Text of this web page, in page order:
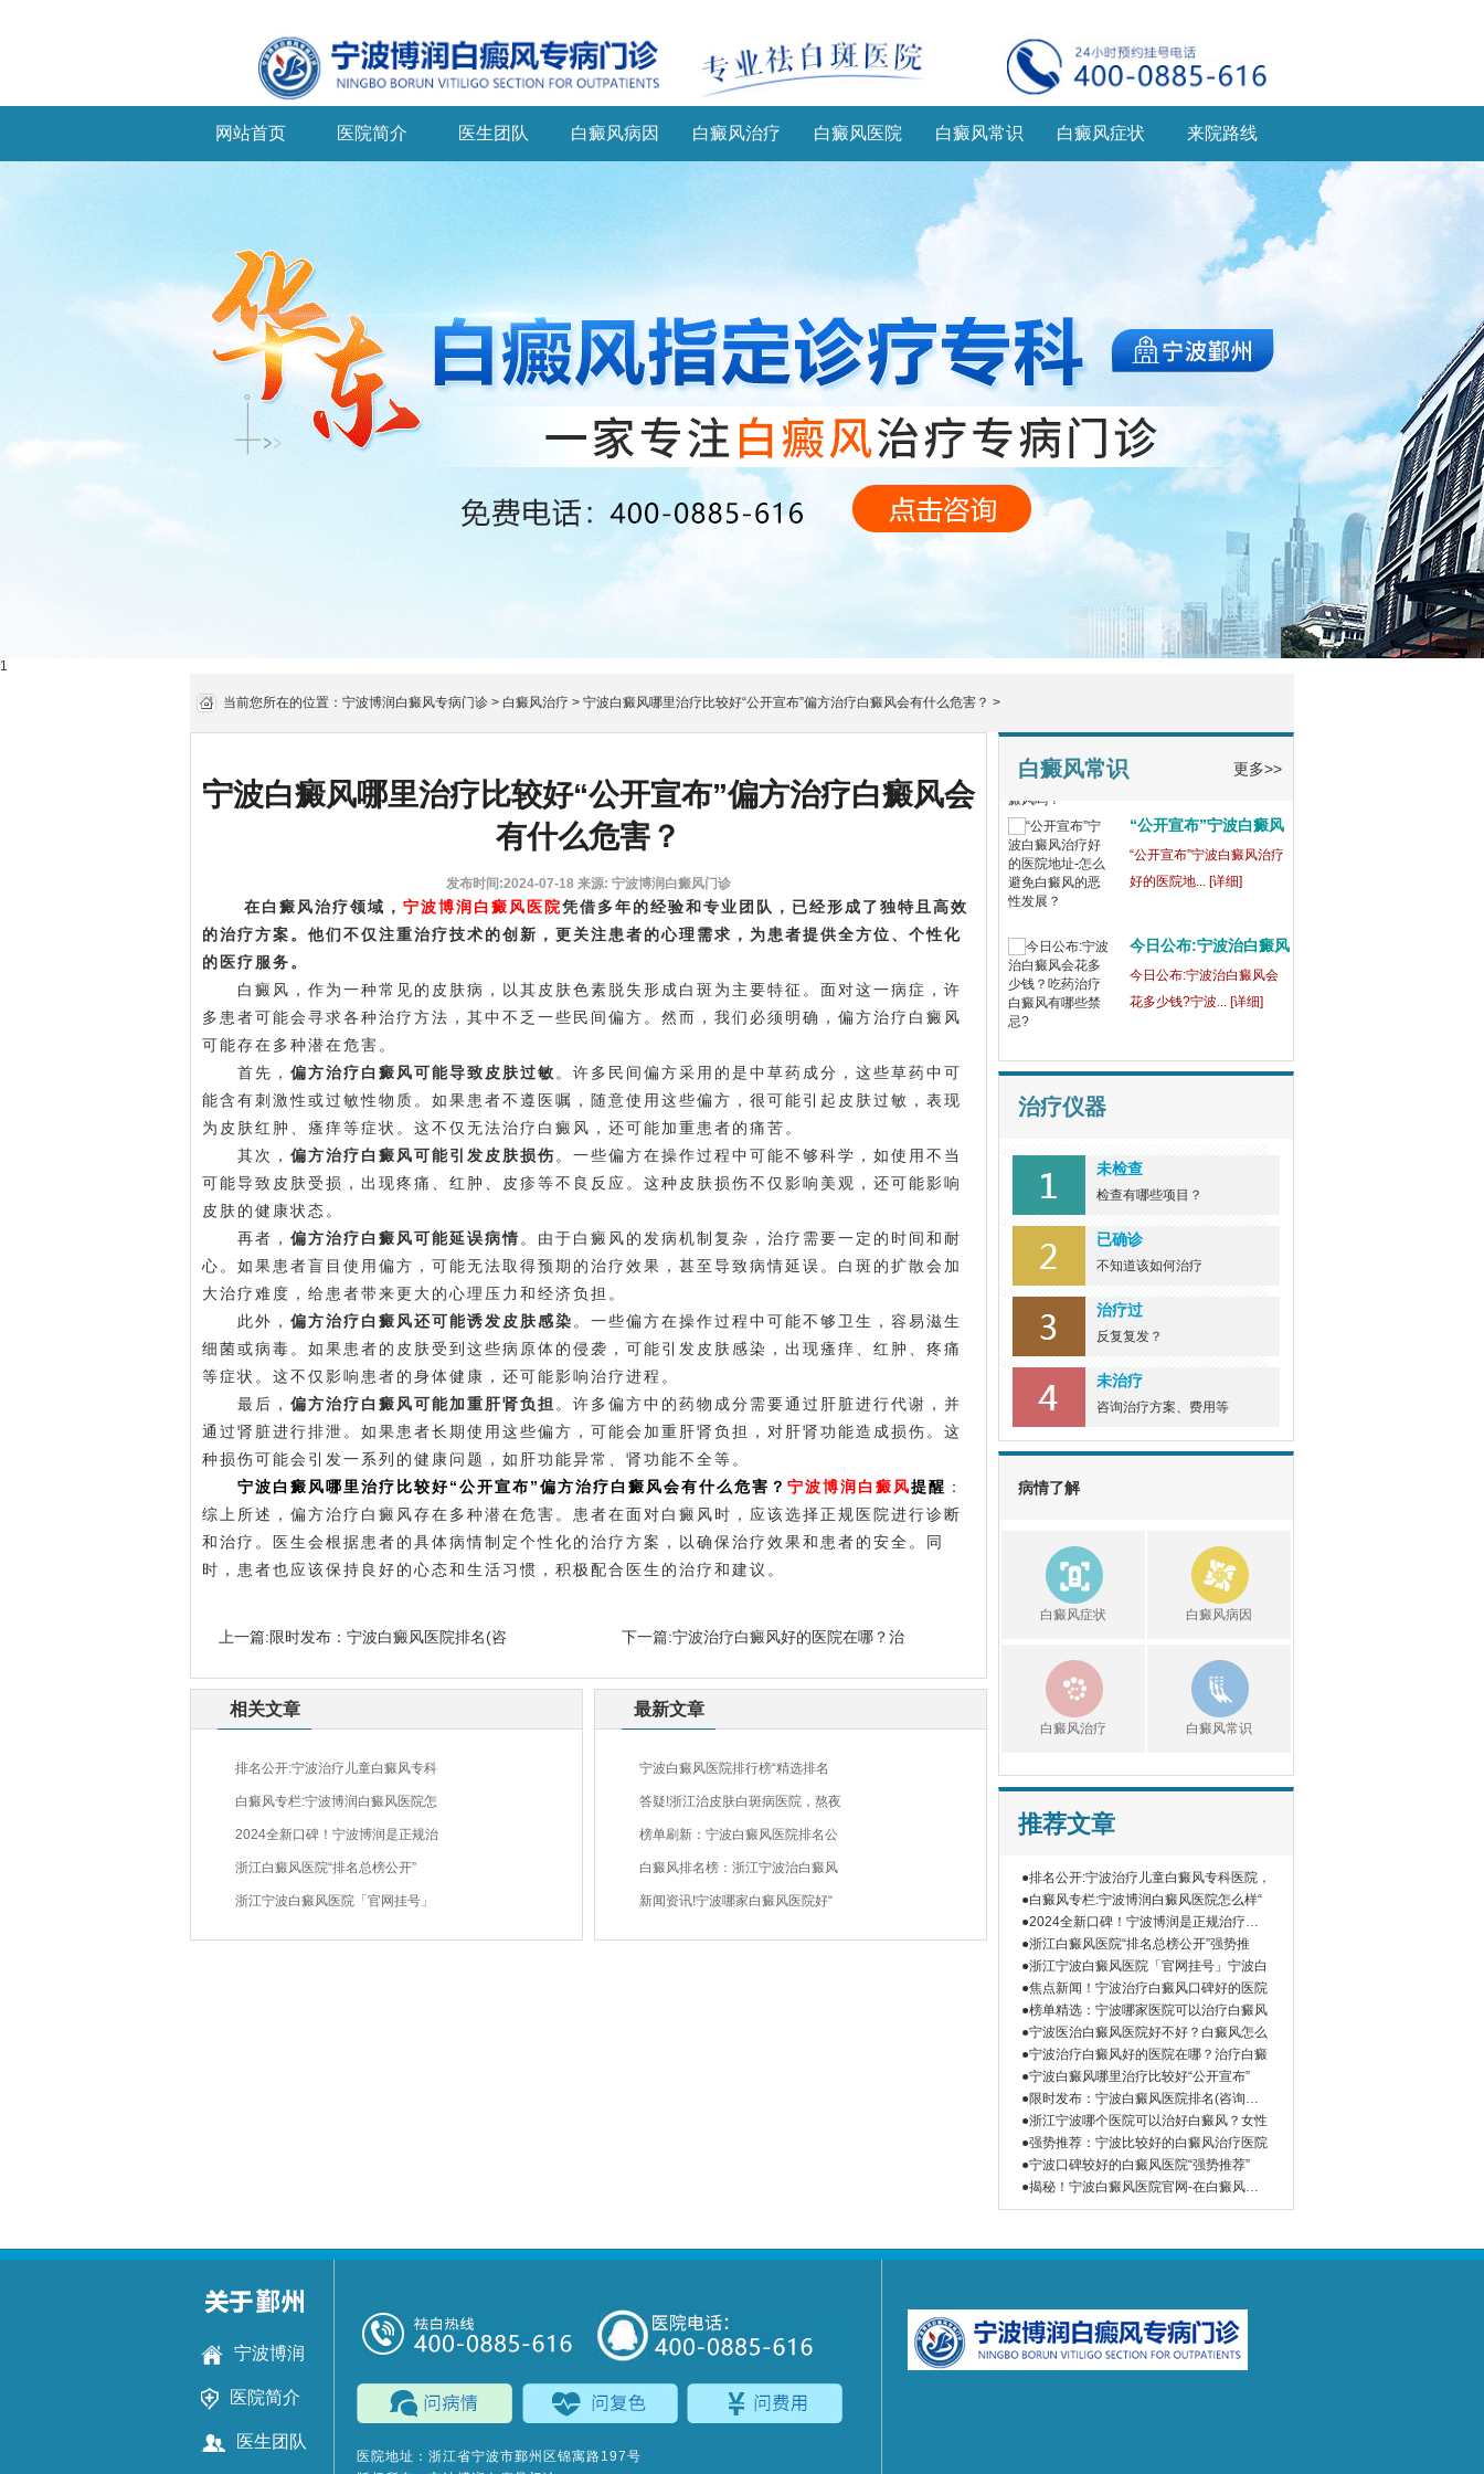
网站首页 医院简介 医生团队 白癜风病因 白癜风治疗 白癜风医院 白癜风常识 白癜风症状 来院路线
1
当前您所在的位置： 宁波博润白癜风专病门诊 > 白癜风治疗 > 宁波白癜风哪里治疗比较好“公开宣布”偏方治疗白癜风会有什么危害？ >
宁波白癜风哪里治疗比较好“公开宣布”偏方治疗白癜风会
有什么危害？
发布时间:2024-07-18 来源: 宁波博润白癜风门诊
在白癜风治疗领域， 宁波博润白癜风医院凭借多年的经验和专业团队，已经形成了独特且高效
的治疗方案。他们不仅注重治疗技术的创新，更关注患者的心理需求，为患者提供全方位、个性化
的医疗服务。
白癜风，作为一种常见的皮肤病，以其皮肤色素脱失形成白斑为主要特征。面对这一病症，许
多患者可能会寻求各种治疗方法，其中不乏一些民间偏方。然而，我们必须明确，偏方治疗白癜风
可能存在多种潜在危害。
首先， 偏方治疗白癜风可能导致皮肤过敏 。许多民间偏方采用的是中草药成分，这些草药中可
能含有刺激性或过敏性物质。如果患者不遵医嘱，随意使用这些偏方，很可能引起皮肤过敏，表现
为皮肤红肿、瘙痒等症状。这不仅无法治疗白癜风，还可能加重患者的痛苦。
其次， 偏方治疗白癜风可能引发皮肤损伤 。一些偏方在操作过程中可能不够科学，如使用不当
可能导致皮肤受损，出现疼痛、红肿、皮疹等不良反应。这种皮肤损伤不仅影响美观，还可能影响
皮肤的健康状态。
再者， 偏方治疗白癜风可能延误病情 。由于白癜风的发病机制复杂，治疗需要一定的时间和耐
心。如果患者盲目使用偏方，可能无法取得预期的治疗效果，甚至导致病情延误。白斑的扩散会加
大治疗难度，给患者带来更大的心理压力和经济负担。
此外， 偏方治疗白癜风还可能诱发皮肤感染 。一些偏方在操作过程中可能不够卫生，容易滋生
细菌或病毒。如果患者的皮肤受到这些病原体的侵袭，可能引发皮肤感染，出现瘙痒、红肿、疼痛
等症状。这不仅影响患者的身体健康，还可能影响治疗进程。
最后， 偏方治疗白癜风可能加重肝肾负担 。许多偏方中的药物成分需要通过肝脏进行代谢，并
通过肾脏进行排泄。如果患者长期使用这些偏方，可能会加重肝肾负担，对肝肾功能造成损伤。这
种损伤可能会引发一系列的健康问题，如肝功能异常、肾功能不全等。
宁波白癜风哪里治疗比较好“公开宣布”偏方治疗白癜风会有什么危害？ 宁波博润白癜风提醒 ：
综上所述，偏方治疗白癜风存在多种潜在危害。患者在面对白癜风时，应该选择正规医院进行诊断
和治疗。医生会根据患者的具体病情制定个性化的治疗方案，以确保治疗效果和患者的安全。同
时，患者也应该保持良好的心态和生活习惯，积极配合医生的治疗和建议。
上一篇:限时发布：宁波白癜风医院排名(咨 下一篇:宁波治疗白癜风好的医院在哪？治
相关文章
排名公开:宁波治疗儿童白癜风专科
白癜风专栏:宁波博润白癜风医院怎
2024全新口碑！宁波博润是正规治
浙江白癜风医院“排名总榜公开”
浙江宁波白癜风医院「官网挂号」
最新文章
宁波白癜风医院排行榜“精选排名
答疑!浙江治皮肤白斑病医院，熬夜
榜单刷新：宁波白癜风医院排名公
白癜风排名榜：浙江宁波治白癜风
新闻资讯!宁波哪家白癜风医院好“
白癜风常识 更多>>
白斑作为一种常见的皮肤疾
白
花多少钱?宁波... [详细]
治疗仪器
未检查
检查有哪些项目？
已确诊
不知道该如何治疗
治疗过
反复复发？
未治疗
咨询治疗方案、费用等
病情了解
白癜风症状 白癜风病因
白癜风治疗 白癜风常识
推荐文章
●排名公开:宁波治疗儿童白癜风专科医院，
●白癜风专栏:宁波博润白癜风医院怎么样“
●2024全新口碑！宁波博润是正规治疗白
癜
●浙江白癜风医院“排名总榜公开”强势推
●浙江宁波白癜风医院「官网挂号」宁波白
●焦点新闻！宁波治疗白癜风口碑好的医院
●榜单精选：宁波哪家医院可以治疗白癜风
●宁波医治白癜风医院好不好？白癜风怎么
●宁波治疗白癜风好的医院在哪？治疗白癜
●宁波白癜风哪里治疗比较好“公开宣布”
●限时发布：宁波白癜风医院排名(咨询预
约
●浙江宁波哪个医院可以治好白癜风？女性
●强势推荐：宁波比较好的白癜风治疗医院
●宁波口碑较好的白癜风医院“强势推荐”
●揭秘！宁波白癜风医院官网-在白癜风治
疗
宁波博润
医院简介
医生团队
医院地址：浙江省宁波市鄞州区锦寓路197号